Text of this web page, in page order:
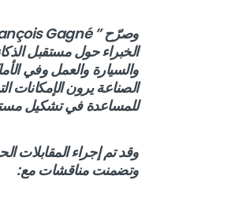
وصرّح ” Jean-François Gagné” قائلا: ” لقد تم إنشاء تبادل
الخبراء حول مستقبل
والسيارة والعمل وفي
الصناعة يرون الإمكانات
للمساعدة في تشكيل
وقد تم إجراء المقابلات
وتضمنت مناقشات مع: